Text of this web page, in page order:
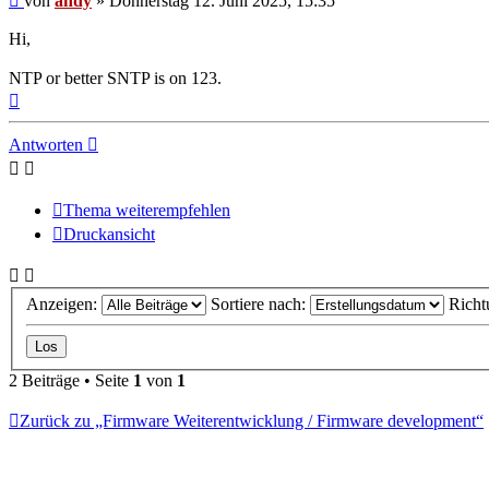
Hi,
NTP or better SNTP is on 123.
Antworten
Thema weiterempfehlen
Druckansicht
Anzeigen: Sortiere nach:
2 Beiträge • Seite 1 von 1
Zurück zu „Firmware Weiterentwicklung / Firmware development“